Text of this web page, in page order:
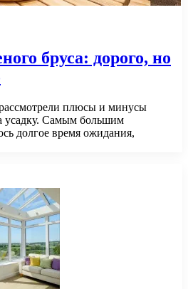
бруса: дорого, но
плюсы и минусы
усадку. Самым большим
долгое время ожидания,